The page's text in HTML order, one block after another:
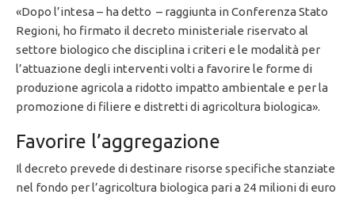
«Dopo l’intesa – ha detto – raggiunta in Conferenza Stato
Regioni, ho firmato il decreto ministeriale riservato al
settore biologico che disciplina i criteri e le modalità per
l’attuazione degli interventi volti a favorire le forme di
produzione agricola a ridotto impatto ambientale e per la
promozione di filiere e distretti di agricoltura biologica».
Favorire l’aggregazione
Il decreto prevede di destinare risorse specifiche stanziate
nel fondo per l’agricoltura biologica pari a 24 milioni di euro